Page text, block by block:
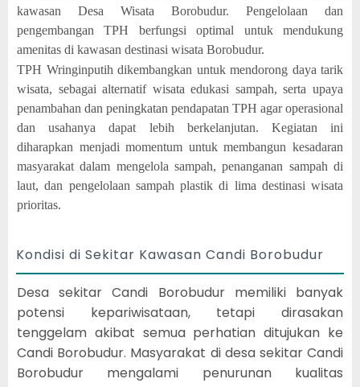
kawasan Desa Wisata Borobudur. Pengelolaan dan
pengembangan TPH berfungsi optimal untuk mendukung
amenitas di kawasan destinasi wisata Borobudur.
TPH Wringinputih dikembangkan untuk mendorong daya tarik
wisata, sebagai alternatif wisata edukasi sampah, serta upaya
penambahan dan peningkatan pendapatan TPH agar operasional
dan usahanya dapat lebih berkelanjutan. Kegiatan ini
diharapkan menjadi momentum untuk membangun kesadaran
masyarakat dalam mengelola sampah, penanganan sampah di
laut, dan pengelolaan sampah plastik di lima destinasi wisata
prioritas.
Kondisi di Sekitar Kawasan Candi Borobudur
Desa sekitar Candi Borobudur memiliki banyak
potensi kepariwisataan, tetapi dirasakan
tenggelam akibat semua perhatian ditujukan ke
Candi Borobudur. Masyarakat di desa sekitar Candi
Borobudur mengalami penurunan kualitas